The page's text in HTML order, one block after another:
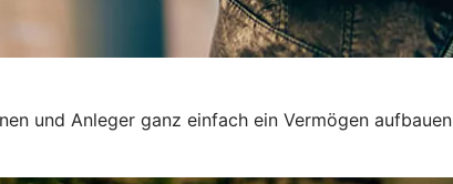
und Anleger ganz einfach ein Vermögen aufbauen